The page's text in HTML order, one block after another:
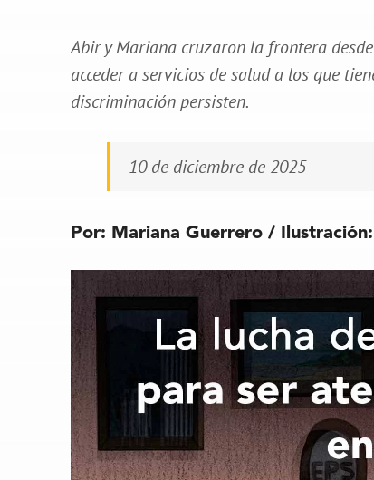
Abir y Mariana cruzaron la frontera
acceder a servicios de salud a los que
discriminación persisten.
10 de diciembre de 2025
Por: Mariana Guerrero /